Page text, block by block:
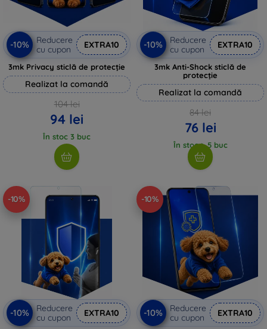
-10%
Reducere
cu cupon
EXTRA10
3mk Privacy sticlă de protecție
Realizat la comandă
104 lei
94 lei
În stoc 3 buc
-10%
Reducere
cu cupon
EXTRA10
3mk Anti-Shock sticlă de
protecție
Realizat la comandă
84 lei
76 lei
În stoc > 5 buc
-10%
-10%
Reducere
cu cupon
EXTRA10
-10%
-10%
Reducere
cu cupon
EXTRA10